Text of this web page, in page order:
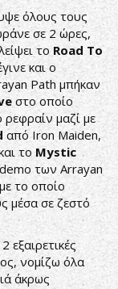
όλους τους
σε 2 ώρες,
το Road To
και ο
Path μπήκαν
στο οποίο
μαζί με
από Iron Maiden,
τοMystic
των Arrayan
το οποίο
μέσα σε ζεστό
εξαιρετικές
νομίζω όλα
άκρως